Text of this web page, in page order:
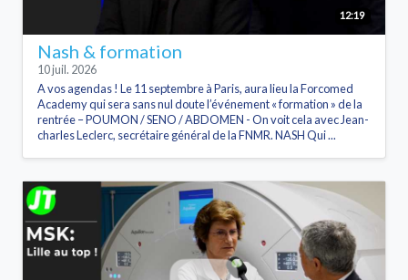
12:19
Nash & formation
10 juil. 2026
A vos agendas ! Le 11 septembre à Paris, aura lieu la Forcomed
Academy qui sera sans nul doute l’événement « formation » de la
rentrée – POUMON / SENO / ABDOMEN - On voit cela avec Jean-
charles Leclerc, secrétaire général de la FNMR. NASH Qui ...